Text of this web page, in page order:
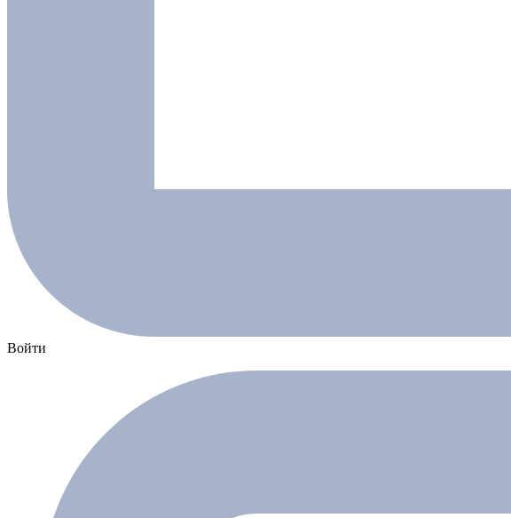
Войти